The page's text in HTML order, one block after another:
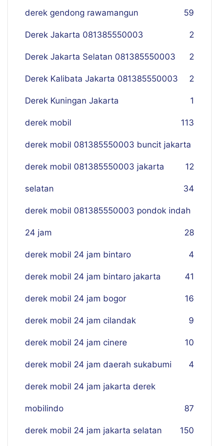
derek gendong rawamangun 59
Derek Jakarta 081385550003 2
Derek Jakarta Selatan 081385550003 2
Derek Kalibata Jakarta 081385550003 2
Derek Kuningan Jakarta 1
derek mobil 113
derek mobil 081385550003 buncit jakarta
12
derek mobil 081385550003 jakarta
selatan 34
derek mobil 081385550003 pondok indah
24 jam 28
derek mobil 24 jam bintaro 4
derek mobil 24 jam bintaro jakarta 41
derek mobil 24 jam bogor 16
derek mobil 24 jam cilandak 9
derek mobil 24 jam cinere 10
derek mobil 24 jam daerah sukabumi 4
derek mobil 24 jam jakarta derek
mobilindo 87
derek mobil 24 jam jakarta selatan 150